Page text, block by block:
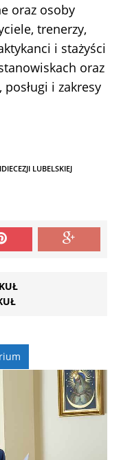
oraz osoby
trenerzy,
i stażyści
oraz
i zakresy
LUBELSKIEJ